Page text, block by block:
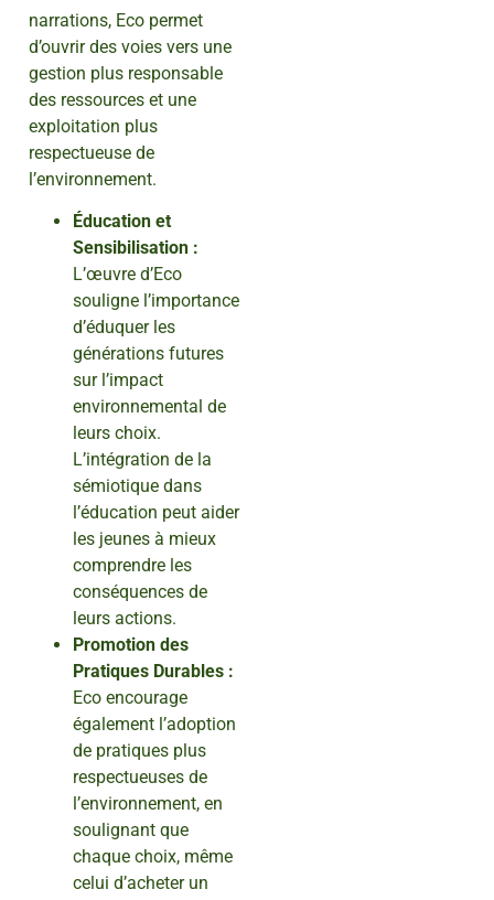
narrations, Eco permet
d’ouvrir des voies vers une
gestion plus responsable
des ressources et une
exploitation plus
respectueuse de
l’environnement.
Éducation et
Sensibilisation :
L’œuvre d’Eco
souligne l’importance
d’éduquer les
générations futures
sur l’impact
environnemental de
leurs choix.
L’intégration de la
sémiotique dans
l’éducation peut aider
les jeunes à mieux
comprendre les
conséquences de
leurs actions.
Promotion des
Pratiques Durables :
Eco encourage
également l’adoption
de pratiques plus
respectueuses de
l’environnement, en
soulignant que
chaque choix, même
celui d’acheter un